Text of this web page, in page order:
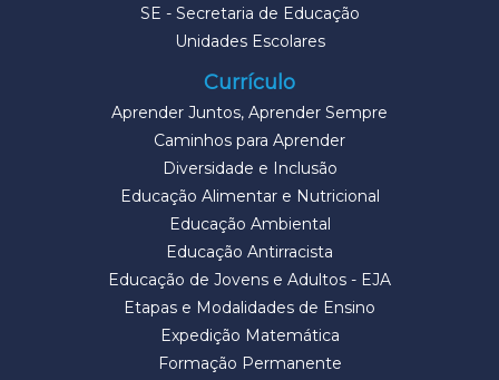
SE - Secretaria de Educação
Unidades Escolares
Currículo
Aprender Juntos, Aprender Sempre
Caminhos para Aprender
Diversidade e Inclusão
Educação Alimentar e Nutricional
Educação Ambiental
Educação Antirracista
Educação de Jovens e Adultos - EJA
Etapas e Modalidades de Ensino
Expedição Matemática
Formação Permanente